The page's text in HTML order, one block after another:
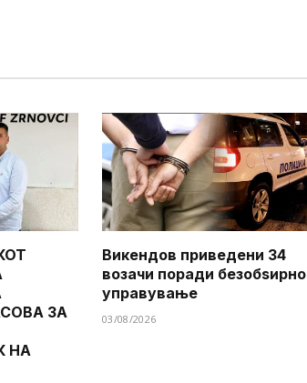
ЗА
НА
Викендов приведени 34
возачи поради безобѕирно
управување
03/08/2026